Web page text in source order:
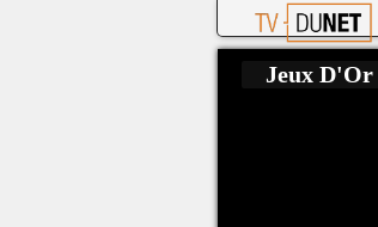
Jeux D'Or